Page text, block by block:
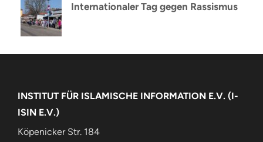
Internationaler Tag gegen Rassismus
INSTITUT FÜR ISLAMISCHE INFORMATION E.V. (I-
ISIN E.V.)
Köpenicker Str. 184